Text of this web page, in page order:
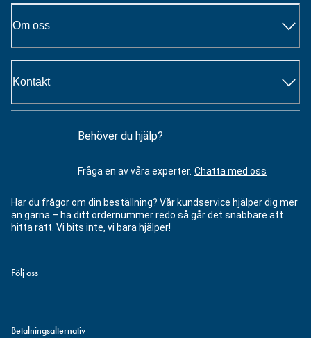
Om oss
Kontakt
Behöver du hjälp?
Fråga en av våra experter. Chatta med oss
Har du frågor om din beställning? Vår kundservice hjälper dig mer
än gärna – ha ditt ordernummer redo så går det snabbare att
hitta rätt. Vi bits inte, vi bara hjälper!
Följ oss
Betalningsalternativ